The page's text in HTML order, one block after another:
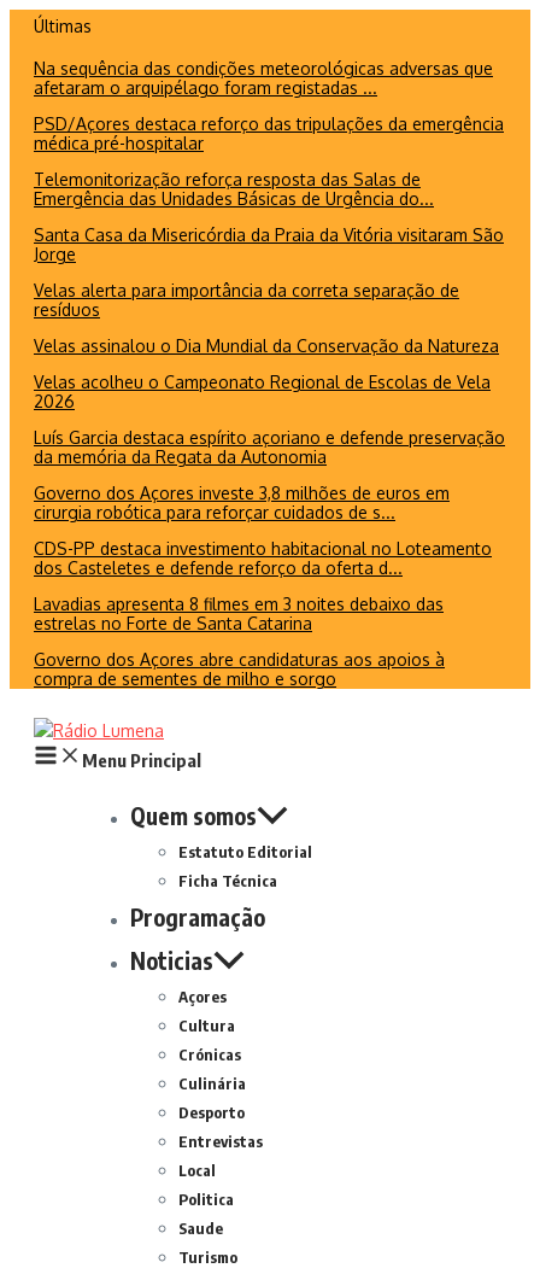
conteúdo
Últimas
Na sequência das condições meteorológicas adversas que
afetaram o arquipélago foram registadas ...
PSD/Açores destaca reforço das tripulações da emergência
médica pré-hospitalar
Telemonitorização reforça resposta das Salas de
Emergência das Unidades Básicas de Urgência do...
Santa Casa da Misericórdia da Praia da Vitória visitaram São
Jorge
Velas alerta para importância da correta separação de
resíduos
Velas assinalou o Dia Mundial da Conservação da Natureza
Velas acolheu o Campeonato Regional de Escolas de Vela
2026
Luís Garcia destaca espírito açoriano e defende preservação
da memória da Regata da Autonomia
Governo dos Açores investe 3,8 milhões de euros em
cirurgia robótica para reforçar cuidados de s...
CDS-PP destaca investimento habitacional no Loteamento
dos Casteletes e defende reforço da oferta d...
Lavadias apresenta 8 filmes em 3 noites debaixo das
estrelas no Forte de Santa Catarina
Governo dos Açores abre candidaturas aos apoios à
compra de sementes de milho e sorgo
Menu Principal
Quem somos
Estatuto Editorial
Ficha Técnica
Programação
Noticias
Açores
Cultura
Crónicas
Culinária
Desporto
Entrevistas
Local
Politica
Saude
Turismo